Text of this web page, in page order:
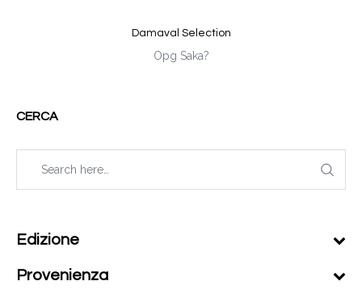
Damaval Selection
Opg Saka?
CERCA
Edizione
Provenienza